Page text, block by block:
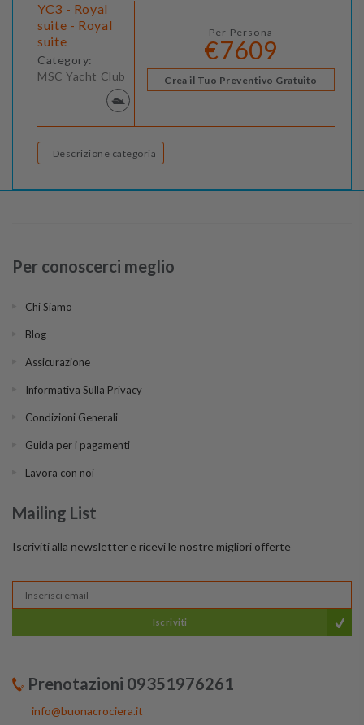
YC3 - Royal
suite - Royal
suite
Category:
MSC Yacht Club
Per Persona
€7609
Crea il Tuo Preventivo Gratuito
Descrizione categoria
Per conoscerci meglio
Chi Siamo
Blog
Assicurazione
Informativa Sulla Privacy
Condizioni Generali
Guida per i pagamenti
Lavora con noi
Mailing List
Iscriviti alla newsletter e ricevi le nostre migliori offerte
Iscriviti
Prenotazioni 09351976261
info@buonacrociera.it